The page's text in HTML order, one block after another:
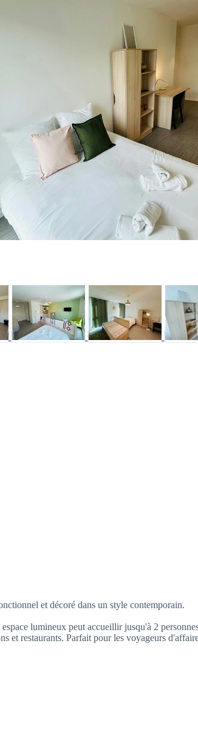
et décoré dans un style contemporain.
lumineux peut accueillir jusqu'à 2
et restaurants. Parfait pour les voyageurs